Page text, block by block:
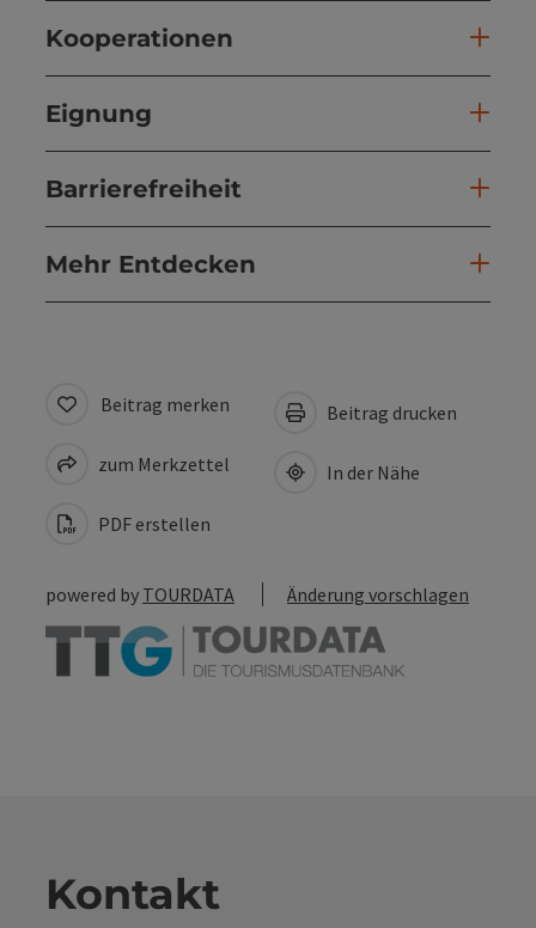
Kooperationen
Eignung
Barrierefreiheit
Mehr Entdecken
Beitrag merken
zum Merkzettel
PDF erstellen
Beitrag drucken
In der Nähe
powered by TOURDATA Änderung vorschlagen
Kontakt